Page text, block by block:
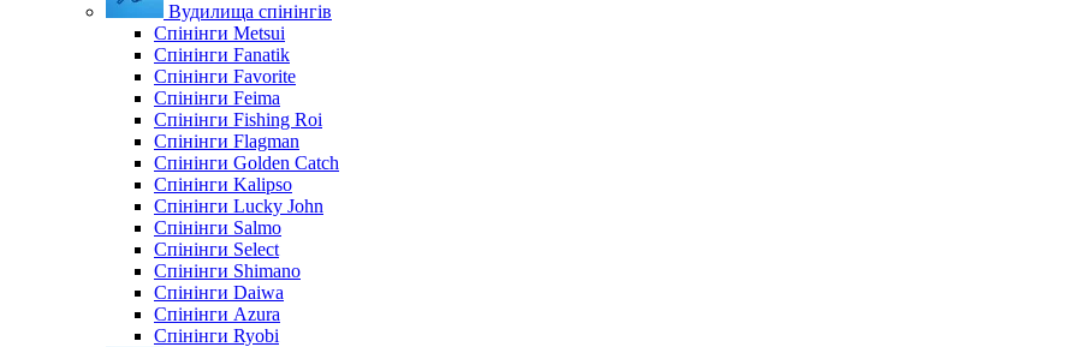
Вудилища спінінгів
Спінінги Metsui
Спінінги Fanatik
Спінінги Favorite
Спінінги Feima
Спінінги Fishing Roi
Спінінги Flagman
Спінінги Golden Catch
Спінінги Kalipso
Спінінги Lucky John
Спінінги Salmo
Спінінги Select
Спінінги Shimano
Спінінги Daiwa
Спінінги Azura
Спінінги Ryobi